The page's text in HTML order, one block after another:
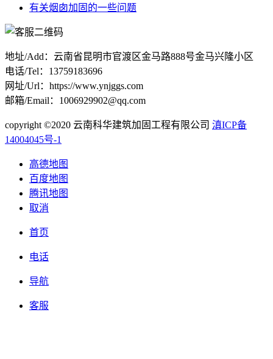
有关烟囱加固的一些问题
地址/Add：云南省昆明市官渡区金马路888号金马兴隆小区
电话/Tel：13759183696
网址/Url：https://www.ynjggs.com
邮箱/Email：1006929902@qq.com
copyright ©2020 云南科华建筑加固工程有限公司 滇ICP备
14004045号-1
高德地图
百度地图
腾讯地图
取消
首页
电话
导航
客服